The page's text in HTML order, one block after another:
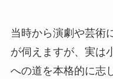
当時から演劇や芸術
が伺えますが、実は
への道を本格的に志